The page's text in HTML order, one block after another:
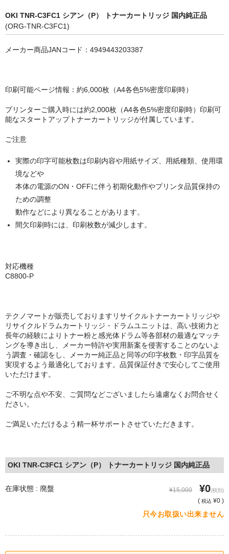
IBM
エプソン EPSON
ブラザー BROTHER
リコー RICOH
輪転機用インク・マスター
リソー RISO
リコー RICOH
OKI TNR-C3FC1 シアン（P） トナーカートリッジ 国内純正品
(ORG-TNR-C3FC1)
メーカー商品JANコード：4949443203387
印刷可能ページ情報：約6,000枚（A4各色5%密度印刷時）
プリンターご購入時には約2,000枚（A4各色5%密度印刷時）印刷可
能なスタートアップトナーカートリッジが付属しています。
ご注意
実際の印字可能枚数は印刷内容や用紙サイズ、用紙種類、使用環
境などや
本体の電源のON・OFFに伴う初期化動作やプリンタ品質保持の
ための調整
動作などにより異なることがあります。
間欠印刷時には、印刷枚数が減少します。
対応機種
C8800-P
テクノマートが販売しておりますリサイクルトナーカートリッジや
リサイクルドラムカートリッジ・ドラムユニットは、高い技術力と
長年の経験によりトナー粉と感光体ドラム等各部材の最適なマッチ
ングを導き出し、メーカー特許や実用新案を侵害することのないよ
う調査・確認をし、メーカー純正品と同等の印字枚数・印字品質を
実現するよう最適化しております。品質保証付きで安心してご使用
いただけます。
ご不明な点や不安、ご質問などございましたら遠慮なくお問合せく
ださい。
ご満足いただけるよう精一杯サポートさせていただきます。
OKI TNR-C3FC1 シアン（P） トナーカートリッジ 国内純正品
在庫状態 : 廃盤 ¥15,000 ¥0(税別)
( 税込 ¥0 )
只今お取扱い出来ません